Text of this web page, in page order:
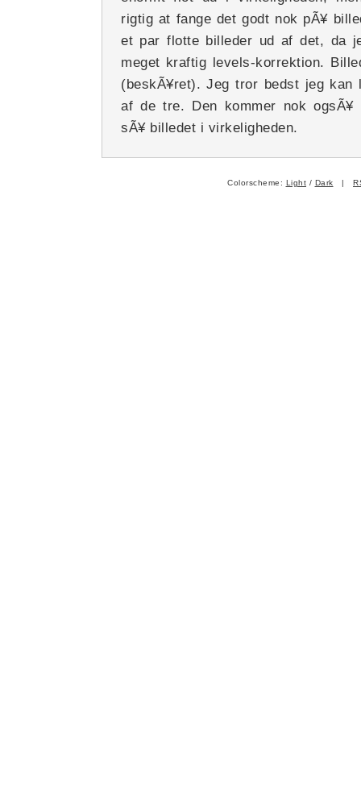
rigtig at fange det godt nok pÃ¥
et par flotte billeder ud af det, da
meget kraftig levels-korrektion.
(beskÃ¥ret). Jeg tror bedst jeg kan
af de tre. Den kommer nok ogsÃ¥
sÃ¥ billedet i virkeligheden.
Colorscheme: Light / Dark |